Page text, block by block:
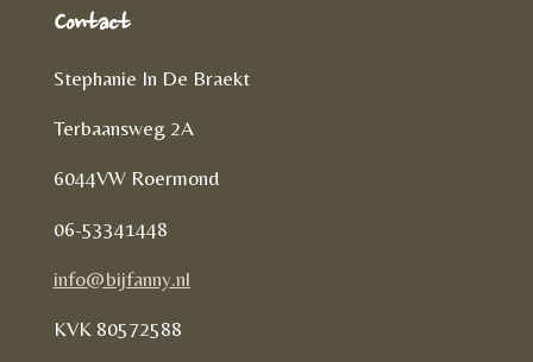
Contact
Stephanie In De Braekt
Terbaansweg 2A
6044VW Roermond
06-53341448
info@bijfanny.nl
KVK 80572588